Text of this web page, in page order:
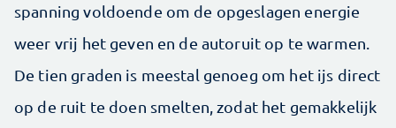
spanning voldoende om de opgeslagen energie
weer vrij het geven en de autoruit op te warmen.
De tien graden is meestal genoeg om het ijs direct
op de ruit te doen smelten, zodat het gemakkelijk